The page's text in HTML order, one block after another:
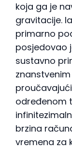
koja ga je
gravitacije.
primarno
posjedovao
sustavno
određenom
brzina
vremena za